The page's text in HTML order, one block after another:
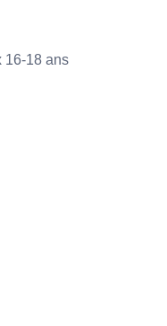
16-18 ans